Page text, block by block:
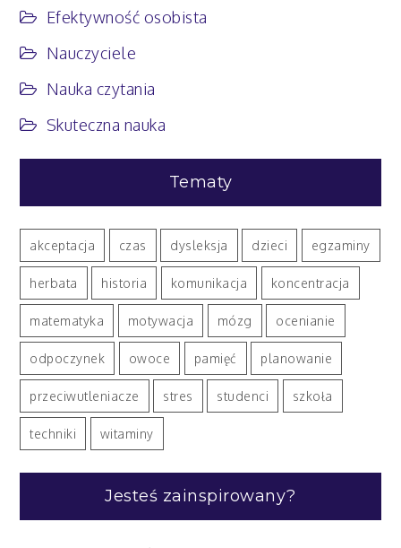
Efektywność osobista
Nauczyciele
Nauka czytania
Skuteczna nauka
Tematy
akceptacja czas dysleksja dzieci egzaminy
herbata historia komunikacja koncentracja
matematyka motywacja mózg ocenianie
odpoczynek owoce pamięć planowanie
przeciwutleniacze stres studenci szkoła
techniki witaminy
Jesteś zainspirowany?